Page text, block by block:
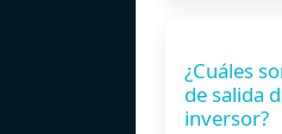
¿Cuáles
de salida
inversor?